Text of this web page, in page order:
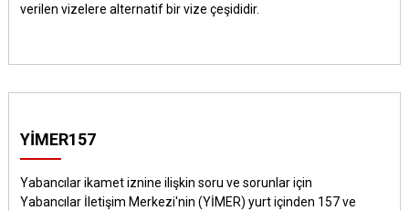
verilen vizelere alternatif bir vize çeşididir.
YİMER157
Yabancılar ikamet iznine ilişkin soru ve sorunlar için
Yabancılar İletişim Merkezi'nin (YİMER) yurt içinden 157 ve